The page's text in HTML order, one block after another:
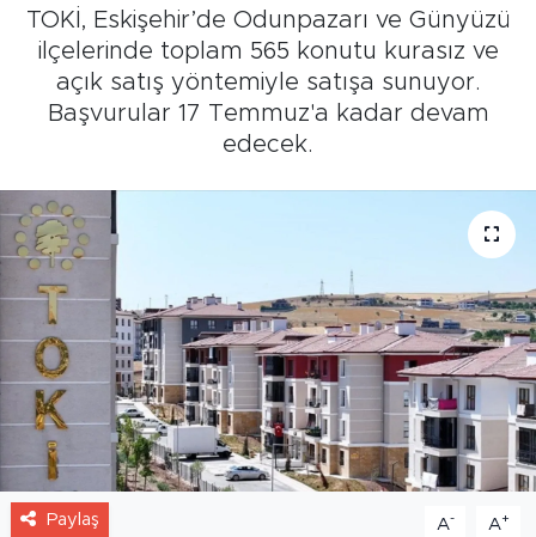
TOKİ, Eskişehir’de Odunpazarı ve Günyüzü
ilçelerinde toplam 565 konutu kurasız ve
açık satış yöntemiyle satışa sunuyor.
Başvurular 17 Temmuz'a kadar devam
edecek.
Paylaş A- A+